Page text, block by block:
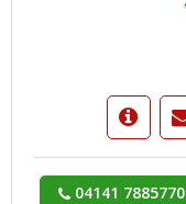
04141 7885770